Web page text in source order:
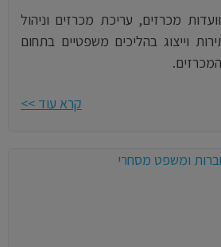
מכרזים, עריכת מכרזים וניהול
וייצוג בהליכים משפטיים בתחום
קרא עוד >>